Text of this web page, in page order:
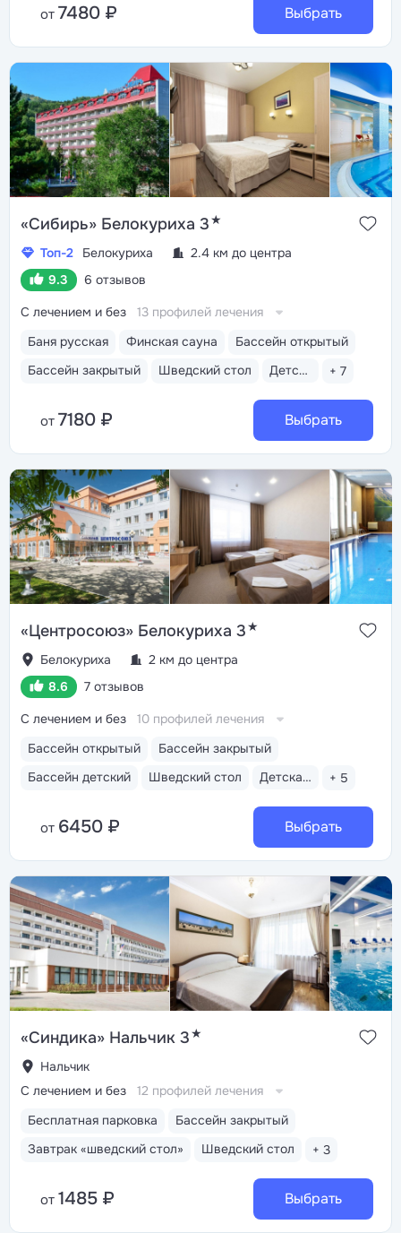
от 7480 ₽ Выбрать
«Сибирь» Белокуриха 3★
Топ-2 Белокуриха
2.4 км до центра
9.3
6 отзывов
Баня русская Финская сауна
Бассейн открытый
Бассейн закрытый
Шведский стол Детская комната + 7
С лечением и без 13 профилей лечения
от 7180 ₽ Выбрать
«Центросоюз» Белокуриха 3★
Белокуриха
2 км до центра
8.6
7 отзывов
Бассейн открытый
Бассейн закрытый
Бассейн детский
Шведский стол Детская анимация + 5
С лечением и без 10 профилей лечения
от 6450 ₽ Выбрать
«Синдика» Нальчик 3★
Нальчик
Бесплатная парковка
Бассейн закрытый
Завтрак «шведский стол»
Шведский стол + 3
С лечением и без 12 профилей лечения
от 1485 ₽ Выбрать